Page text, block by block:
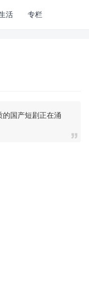
活 专栏
国产短剧正在涌